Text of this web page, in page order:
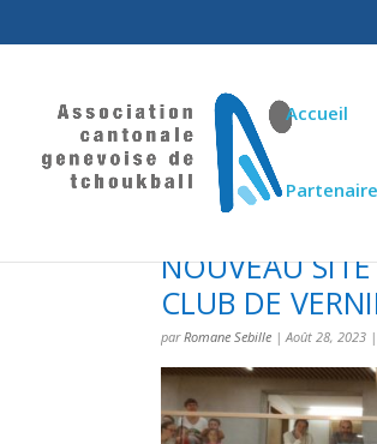
Accueil
NOUVEAU
CLUB DE
parRomane Sebille |Août 28, 2023 |